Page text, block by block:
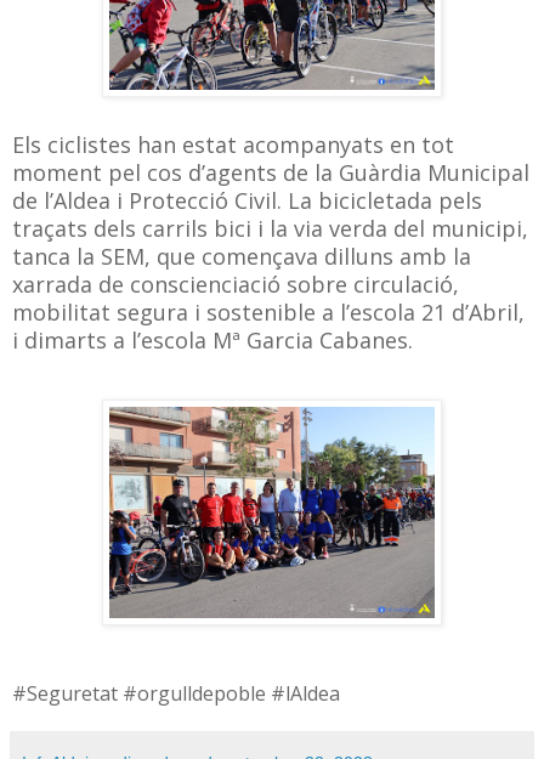
Els ciclistes han estat acompanyats en tot
moment pel cos d’agents de la Guàrdia Municipal
de l’Aldea i Protecció Civil. La bicicletada pels
traçats dels carrils bici i la via verda del municipi,
tanca la SEM, que començava dilluns amb la
xarrada de conscienciació sobre circulació,
mobilitat segura i sostenible a l’escola 21 d’Abril,
i dimarts a l’escola Mª Garcia Cabanes.
#Seguretat #orgulldepoble #lAldea